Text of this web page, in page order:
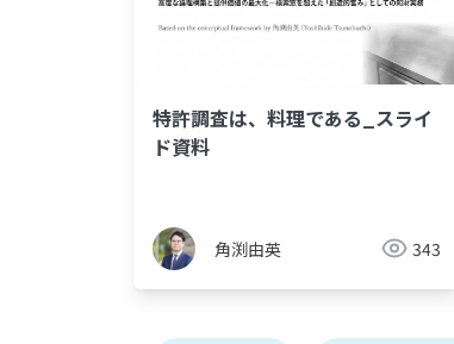
特許調査は、料理である_スライ
ド資料
角渕由英 343